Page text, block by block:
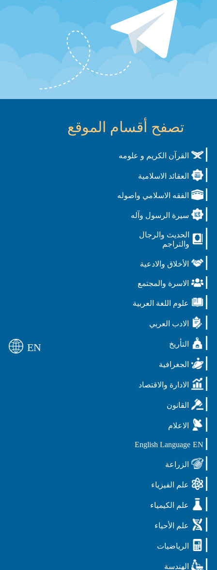
تصفح أقسام الموقع
القرآن الكريم و علومه
العقائد الاسلامية
الفقه الاسلامي واصوله
سيرة الرسول وآله
الحديث والرجال
والتراجم
الأخلاق والادعية
الاسرة والمجتمع
علوم اللغة العربية
الادب العربي
التأريخ
الجغرافية
الادارة والاقتصاد
القانون
الاعلام
EN
English Language
الزراعة
علم الفيزياء
علم الكيمياء
علم الأحياء
الرياضيات
الهندسة
EN